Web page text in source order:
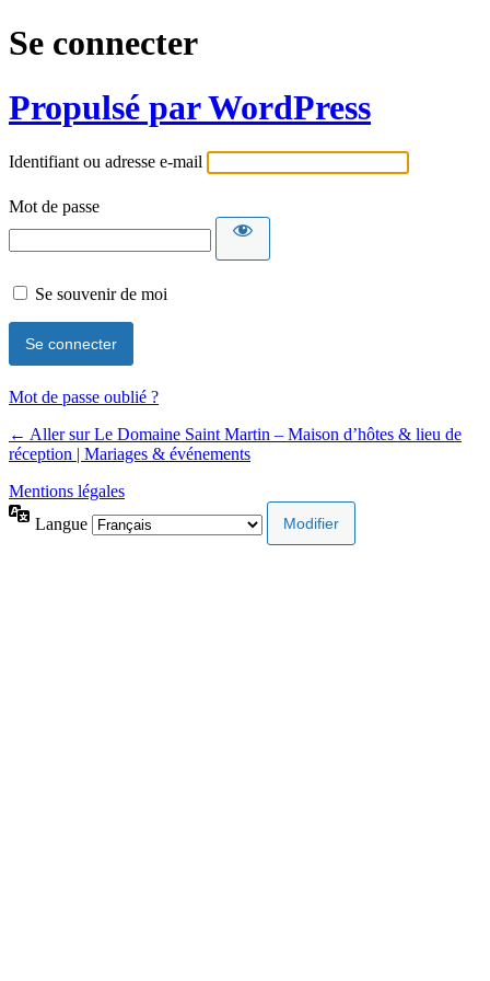
Se connecter
Propulsé par WordPress
Identifiant ou adresse e-mail
Mot de passe
Se souvenir de moi
Mot de passe oublié ?
← Aller sur Le Domaine Saint Martin – Maison d’hôtes & lieu de
réception | Mariages & événements
Mentions légales
Langue